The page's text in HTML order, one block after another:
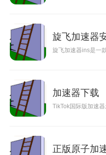
旋飞加速器
旋飞加速器ins是一
加速器下载
TikTok国际版加速
正版原子加